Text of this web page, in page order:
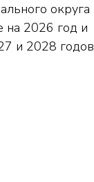
округа
на 2026 год и
и 2028 годов